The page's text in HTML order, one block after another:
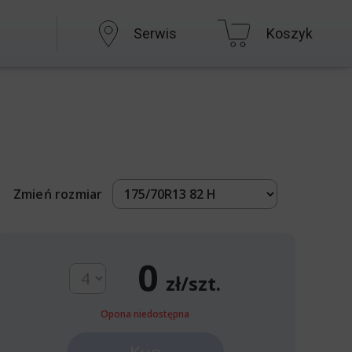
Serwis Koszyk
Zmień rozmiar
0 zł/szt.
Opona niedostępna